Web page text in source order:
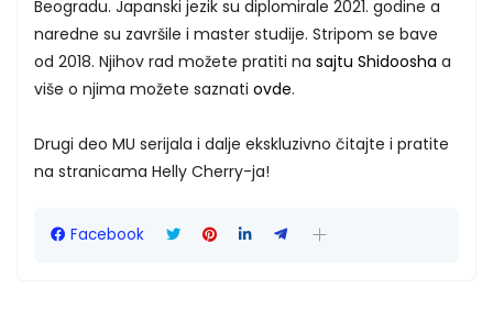
Beogradu. Japanski jezik su diplomirale 2021. godine a
naredne su završile i master studije. Stripom se bave
od 2018. Njihov rad možete pratiti na sajtu Shidoosha a
više o njima možete saznati ovde.
Drugi deo MU serijala i dalje ekskluzivno čitajte i pratite
na stranicama Helly Cherry-ja!
Facebook